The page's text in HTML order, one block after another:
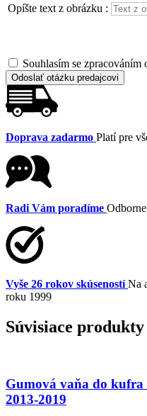
Opíšte text z obrázku :
Souhlasím se zpracováním
Odoslať otázku predajcovi
Doprava zadarmo Platí pre
Radi Vám poradíme
Vyše 26 rokov skúseností Na
roku 1999
Súvisiace produkty
Gumová vaňa do kufra
2013-2019